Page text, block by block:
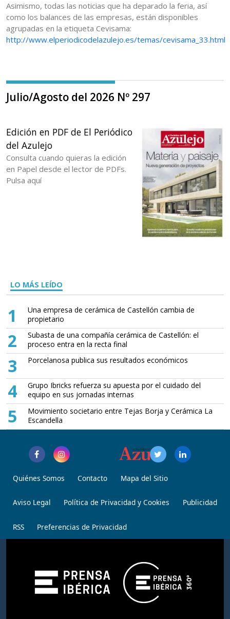
Asimismo, todas las noticias que ha deparado la feria, así
como los balances de las empresas, están disponibles
agrupadas en la etiqueta Cevisama:
http://www.elperiodicodelazulejo.es/temas/cevisama_33.html
Julio/Agosto del 2026 Nº 297
Edición en PDF de El Periódico
del Azulejo
Consulta cuando quieras la edición
en Papel desde el lector de PDFs.
Pulsa aquí
LO MÁS LEÍDO
1
Una empresa de cerámica de Castellón cambia de
propietario
2
Subasta de una compañía cerámica de Castellón: el
proceso entra en la recta final
3 Porcelanosa publica sus resultados económicos
4
Grupo Ibricks refuerza su apuesta por el cuidado del
equipo en sus jornadas internas
5
Movimiento societario entre Tejas Borja y Cerámica La
Escandella
Quiénes Somos Contacto Mapa del Sitio
Aviso Legal Política de Privacidad y Cookies Publicidad
RSS Preferencias de Privacidad